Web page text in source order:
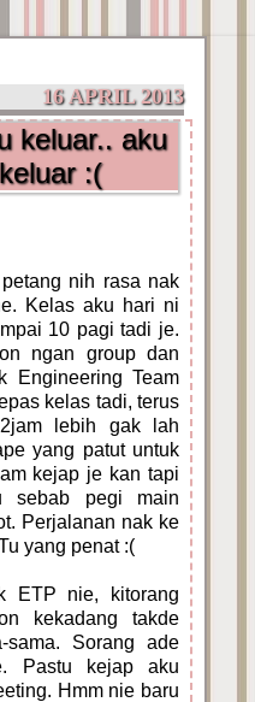
16 APRIL 2013
keluar.. aku
:(
nih rasa nak
Kelas aku hari ni
10 pagi tadi je.
ngan group dan
Engineering Team
kelas tadi, terus
lebih gak lah
yang patut untuk
kejap je kan tapi
sebab pegi main
Perjalanan nak ke
yang penat :(
ETP nie, kitorang
kekadang takde
sama. Sorang ade
Pastu kejap aku
Hmm nie baru